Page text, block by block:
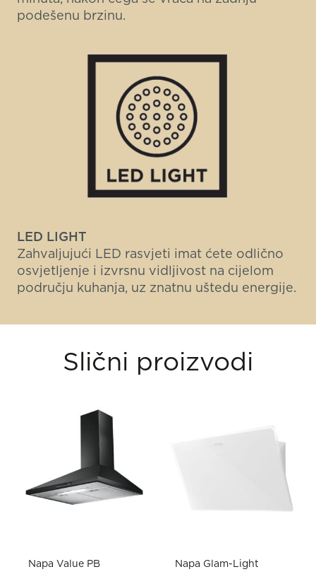
podešenu brzinu.
LED LIGHT
Zahvaljujući LED rasvjeti imat ćete odlično
osvjetljenje i izvrsnu vidljivost na cijelom
području kuhanja, uz znatnu uštedu energije.
Slični proizvodi
Napa Value PB
Napa Glam-Light